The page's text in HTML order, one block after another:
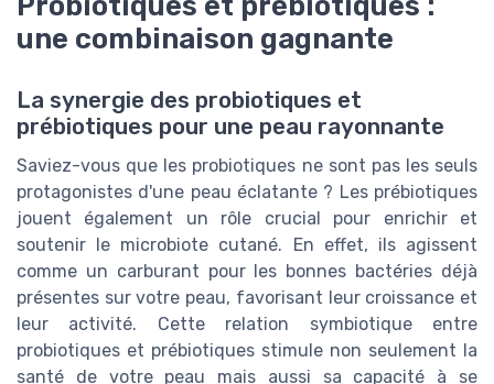
une combinaison gagnante
La synergie des probiotiques et
prébiotiques pour une peau rayonnante
Saviez-vous que les probiotiques ne sont pas les seuls
protagonistes d'une peau éclatante ? Les prébiotiques
jouent également un rôle crucial pour enrichir et
soutenir le microbiote cutané. En effet, ils agissent
comme un carburant pour les bonnes bactéries déjà
présentes sur votre peau, favorisant leur croissance et
leur activité. Cette relation symbiotique entre
probiotiques et prébiotiques stimule non seulement la
santé de votre peau mais aussi sa capacité à se